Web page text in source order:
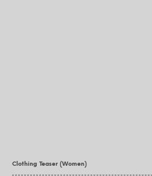
Clothing Teaser (Women)